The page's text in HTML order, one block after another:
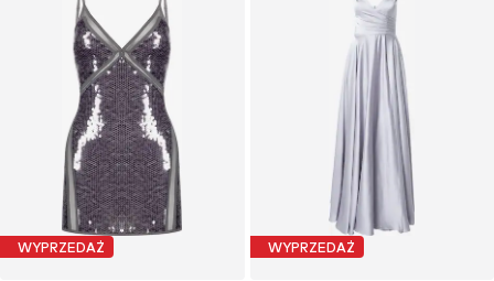
WYPRZEDAŻ WYPRZEDAŻ